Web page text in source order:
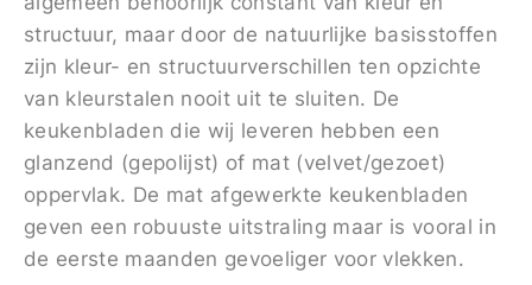
structuur, maar door de natuurlijke basisstoffen
zijn kleur- en structuurverschillen ten opzichte
van kleurstalen nooit uit te sluiten. De
keukenbladen die wij leveren hebben een
glanzend (gepolijst) of mat (velvet/gezoet)
oppervlak. De mat afgewerkte keukenbladen
geven een robuuste uitstraling maar is vooral in
de eerste maanden gevoeliger voor vlekken.